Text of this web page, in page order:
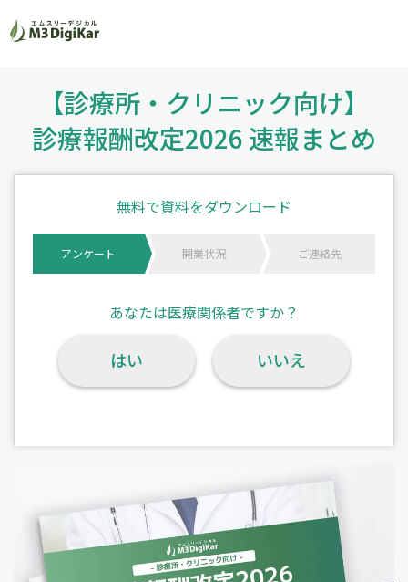
【診療所・クリニック向け】
診療報酬改定2026 速報まとめ
無料で資料をダウンロード
アンケート 開業状況 ご連絡先
あなたは医療関係者ですか？
はい いいえ